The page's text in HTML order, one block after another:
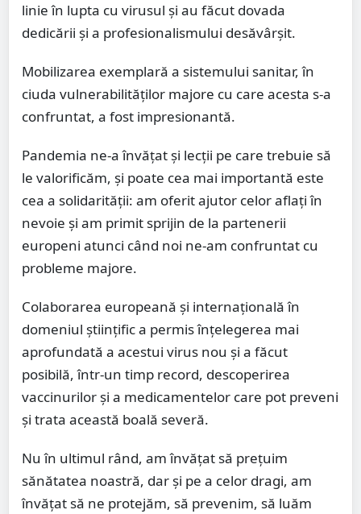
linie în lupta cu virusul și au făcut dovada
dedicării și a profesionalismului desăvârșit.
Mobilizarea exemplară a sistemului sanitar, în
ciuda vulnerabilităților majore cu care acesta s-a
confruntat, a fost impresionantă.
Pandemia ne-a învățat și lecții pe care trebuie să
le valorificăm, și poate cea mai importantă este
cea a solidarității: am oferit ajutor celor aflați în
nevoie și am primit sprijin de la partenerii
europeni atunci când noi ne-am confruntat cu
probleme majore.
Colaborarea europeană și internațională în
domeniul științific a permis înțelegerea mai
aprofundată a acestui virus nou și a făcut
posibilă, într-un timp record, descoperirea
vaccinurilor și a medicamentelor care pot preveni
și trata această boală severă.
Nu în ultimul rând, am învățat să prețuim
sănătatea noastră, dar și pe a celor dragi, am
învățat să ne protejăm, să prevenim, să luăm